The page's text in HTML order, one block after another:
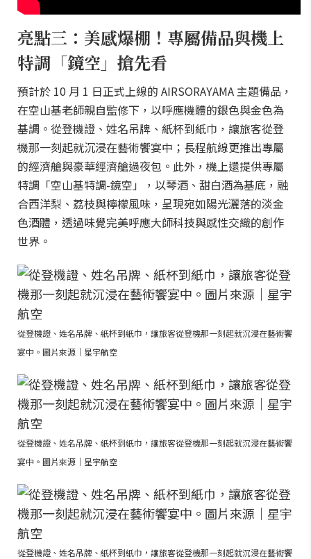
亮點三：美感爆棚！專屬備品與機上
特調「鏡空」搶先看
預計於 10 月 1 日正式上線的 AIRSORAYAMA 主題備品，
在空山基老師親自監修下，以呼應機體的銀色與金色為
基調。從登機證、姓名吊牌、紙杯到紙巾，讓旅客從登
機那一刻起就沉浸在藝術饗宴中；長程航線更推出專屬
的經濟艙與豪華經濟艙過夜包。此外，機上還提供專屬
特調「空山基特調-鏡空」，以琴酒、甜白酒為基底，融
合西洋梨、荔枝與檸檬風味，呈現宛如陽光灑落的淡金
色酒體，透過味覺完美呼應大師科技與感性交織的創作
世界。
從登機證、姓名吊牌、紙杯到紙巾，讓旅客從登機那一刻起就沉浸在藝術饗
宴中。圖片來源｜星宇航空
從登機證、姓名吊牌、紙杯到紙巾，讓旅客從登機那一刻起就沉浸在藝術饗
宴中。圖片來源｜星宇航空
從登機證、姓名吊牌、紙杯到紙巾，讓旅客從登機那一刻起就沉浸在藝術饗